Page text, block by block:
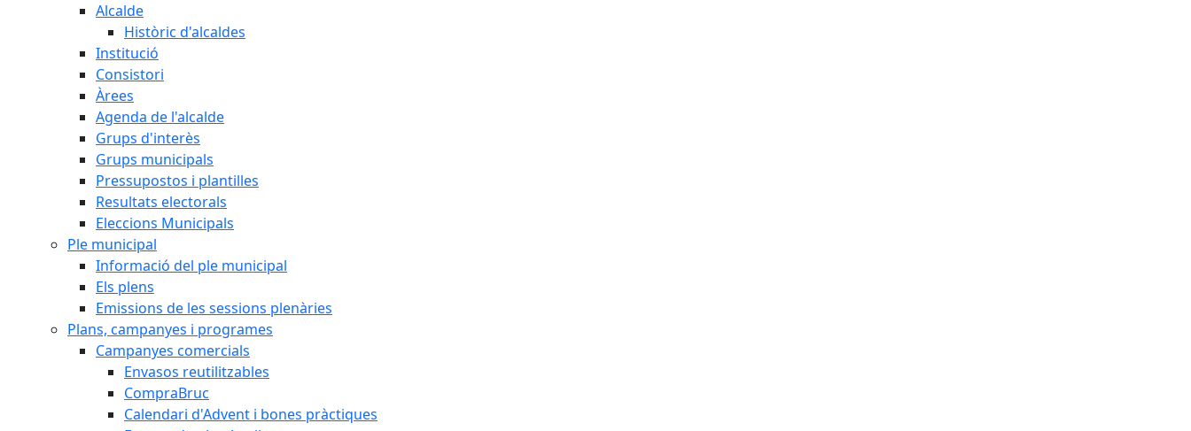
Alcalde
Històric d'alcaldes
Institució
Consistori
Àrees
Agenda de l'alcalde
Grups d'interès
Grups municipals
Pressupostos i plantilles
Resultats electorals
Eleccions Municipals
Ple municipal
Informació del ple municipal
Els plens
Emissions de les sessions plenàries
Plans, campanyes i programes
Campanyes comercials
Envasos reutilitzables
CompraBruc
Calendari d'Advent i bones pràctiques